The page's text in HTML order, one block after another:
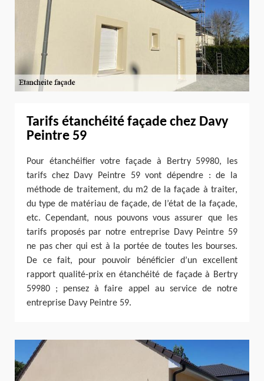
Tarifs étanchéité façade chez Davy
Peintre 59
Pour étanchéifier votre façade à Bertry 59980, les
tarifs chez Davy Peintre 59 vont dépendre : de la
méthode de traitement, du m2 de la façade à traiter,
du type de matériau de façade, de l’état de la façade,
etc. Cependant, nous pouvons vous assurer que les
tarifs proposés par notre entreprise Davy Peintre 59
ne pas cher qui est à la portée de toutes les bourses.
De ce fait, pour pouvoir bénéficier d’un excellent
rapport qualité-prix en étanchéité de façade à Bertry
59980 ; pensez à faire appel au service de notre
entreprise Davy Peintre 59.